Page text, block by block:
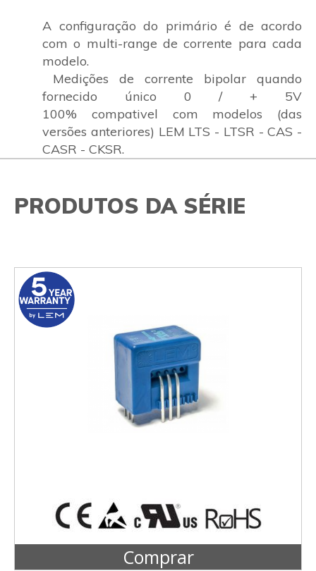
A configuração do primário é de acordo
com o multi-range de corrente para cada
modelo.
Medições de corrente bipolar quando
fornecido único 0 / + 5V
100% compativel com modelos (das
versões anteriores) LEM LTS - LTSR - CAS -
CASR - CKSR.
PRODUTOS DA SÉRIE
Comprar